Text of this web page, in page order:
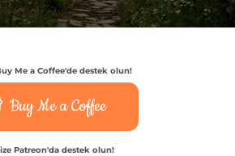
Me a Coffee'de destek olun!
Buy Me a Coffee
Patreon'da destek olun!